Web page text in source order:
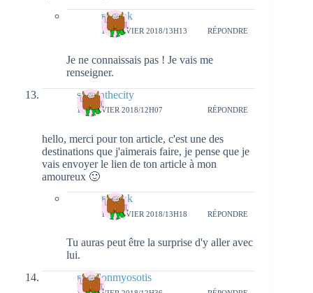
natieak
17 JANVIER 2018/13H13 RÉPONDRE
Je ne connaissais pas ! Je vais me
renseigner.
sysyinthecity
15 JANVIER 2018/12H07 RÉPONDRE
hello, merci pour ton article, c'est une des
destinations que j'aimerais faire, je pense que je
vais envoyer le lien de ton article à mon
amoureux 🙂
natieak
17 JANVIER 2018/13H18 RÉPONDRE
Tu auras peut être la surprise d'y aller avec
lui.
papillonmyosotis